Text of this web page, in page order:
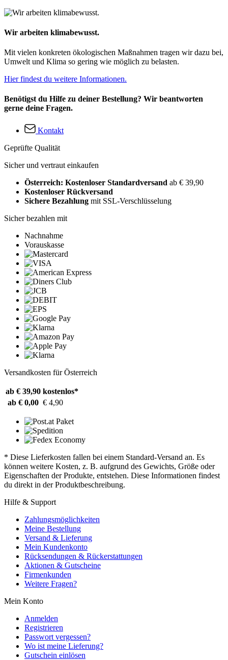
Wir arbeiten klimabewusst.
Mit vielen konkreten ökologischen Maßnahmen tragen wir dazu bei,
Umwelt und Klima so gering wie möglich zu belasten.
Hier findest du weitere Informationen.
Benötigst du Hilfe zu deiner Bestellung? Wir beantworten
gerne deine Fragen.
Kontakt
Geprüfte Qualität
Sicher und vertraut einkaufen
Österreich: Kostenloser Standardversand ab € 39,90
Kostenloser Rückversand
Sichere Bezahlung mit SSL-Verschlüsselung
Sicher bezahlen mit
Nachnahme
Vorauskasse
Versandkosten für Österreich
ab € 39,90 kostenlos*
ab € 0,00 € 4,90
* Diese Lieferkosten fallen bei einem Standard-Versand an. Es
können weitere Kosten, z. B. aufgrund des Gewichts, Größe oder
Eigenschaften der Produkte, entstehen. Diese Informationen findest
du direkt in der Produktbeschreibung.
Hilfe & Support
Zahlungsmöglichkeiten
Meine Bestellung
Versand & Lieferung
Mein Kundenkonto
Rücksendungen & Rückerstattungen
Aktionen & Gutscheine
Firmenkunden
Weitere Fragen?
Mein Konto
Anmelden
Registrieren
Passwort vergessen?
Wo ist meine Lieferung?
Gutschein einlösen